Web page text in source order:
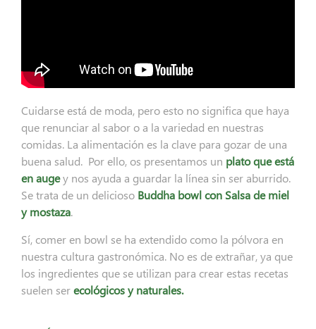
Cuidarse está de moda, pero esto no significa que haya
que renunciar al sabor o a la variedad en nuestras
comidas. La alimentación es la clave para gozar de una
buena salud. Por ello, os presentamos un plato que está
en augey nos ayuda a guardar la línea sin ser aburrido.
Se trata de un delicioso Buddha bowl con Salsa de miel
y mostaza.
Sí, comer en bowl se ha extendido como la pólvora en
nuestra cultura gastronómica. No es de extrañar, ya que
los ingredientes que se utilizan para crear estas recetas
suelen serecológicos y naturales.